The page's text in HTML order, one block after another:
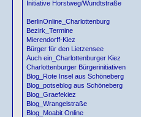
Initiative Horstweg/Wundtstraße
BerlinOnline_Charlottenburg
Bezirk_Termine
Mierendorff-Kiez
Bürger für den Lietzensee
Auch ein_Charlottenburger Kiez
Charlottenburger Bürgerinitiativen
Blog_Rote Insel aus Schöneberg
Blog_potseblog aus Schöneberg
Blog_Graefekiez
Blog_Wrangelstraße
Blog_Moabit Online